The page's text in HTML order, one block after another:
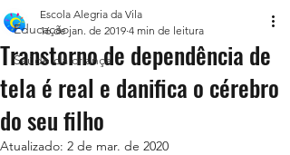
Educação
Saúde da criança
Transtorno de dependência de
tela é real e danifica o cérebro
do seu filho
Escola Alegria da Vila
16 de jan. de 2019 4 min de leitura
Atualizado: 2 de mar. de 2020